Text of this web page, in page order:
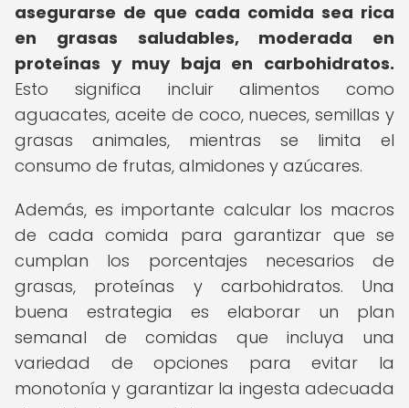
asegurarse de que cada comida sea rica
en grasas saludables, moderada en
proteínas y muy baja en carbohidratos.
Esto significa incluir alimentos como
aguacates, aceite de coco, nueces, semillas y
grasas animales, mientras se limita el
consumo de frutas, almidones y azúcares.
Además, es importante calcular los macros
de cada comida para garantizar que se
cumplan los porcentajes necesarios de
grasas, proteínas y carbohidratos. Una
buena estrategia es elaborar un plan
semanal de comidas que incluya una
variedad de opciones para evitar la
monotonía y garantizar la ingesta adecuada